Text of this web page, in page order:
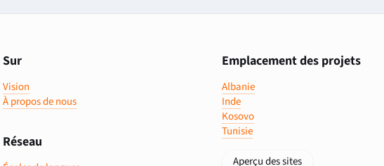
Sur
Vision
À propos de nous
Réseau
Emplacement des projets
Albanie
Inde
Kosovo
Tunisie
Aperçu des sites